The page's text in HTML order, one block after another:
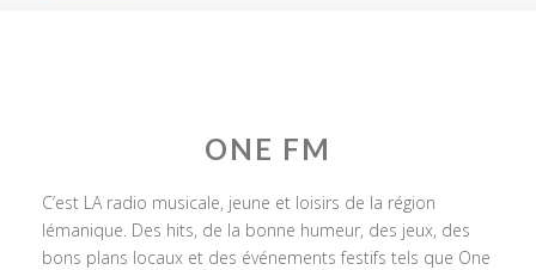
ONE FM
C’est LA radio musicale, jeune et loisirs de la région
lémanique. Des hits, de la bonne humeur, des jeux, des
bons plans locaux et des événements festifs tels que One